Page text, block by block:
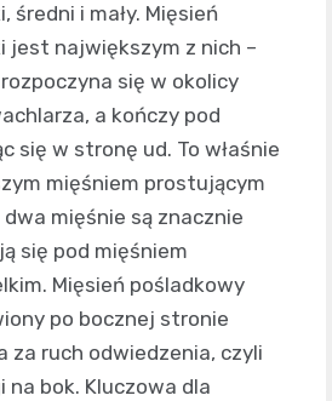
średni i mały. Mięsień
jest największym z nich –
się w okolicy
a kończy pod
się w stronę ud. To właśnie
mięśniem prostującym
dwa mięśnie są znacznie
się pod mięśniem
Mięsień pośladkowy
po bocznej stronie
za ruch odwiedzenia, czyli
na bok. Kluczowa dla